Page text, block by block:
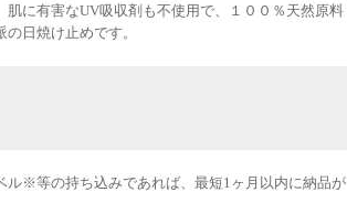
に有害なUV吸収剤も不使用で、１００％天然原料
日焼け止めです。
ル※等の持ち込みであれば、最短1ヶ月以内に納品が